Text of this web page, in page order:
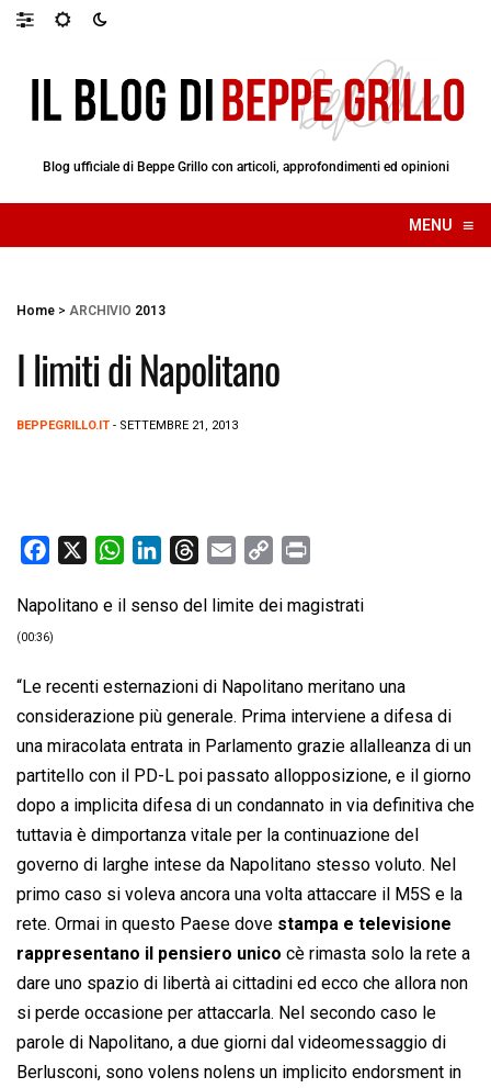
Blog ufficiale di Beppe Grillo con articoli, approfondimenti ed opinioni
MENU ≡
☰
Home > ARCHIVIO 2013
I limiti di Napolitano
BEPPEGRILLO.IT - SETTEMBRE 21, 2013
c
e
o
o
k
W
a
A
p
p
n
d
I
n
r
d
s
a
p
i
n
k
i
Napolitano e il senso del limite dei magistrati
(00:36)
“Le recenti esternazioni di Napolitano meritano una
considerazione più generale. Prima interviene a difesa di
una miracolata entrata in Parlamento grazie allalleanza di un
partitello con il PD-L poi passato allopposizione, e il giorno
dopo a implicita difesa di un condannato in via definitiva che
tuttavia è dimportanza vitale per la continuazione del
governo di larghe intese da Napolitano stesso voluto. Nel
primo caso si voleva ancora una volta attaccare il M5S e la
rete. Ormai in questo Paese dove stampa e televisione
rappresentano il pensiero unico cè rimasta solo la rete a
dare uno spazio di libertà ai cittadini ed ecco che allora non
si perde occasione per attaccarla. Nel secondo caso le
parole di Napolitano, a due giorni dal videomessaggio di
Berlusconi, sono volens nolens un implicito endorsment in